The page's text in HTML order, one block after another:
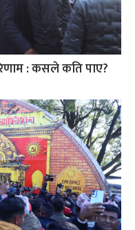
: कसले कति पाए?